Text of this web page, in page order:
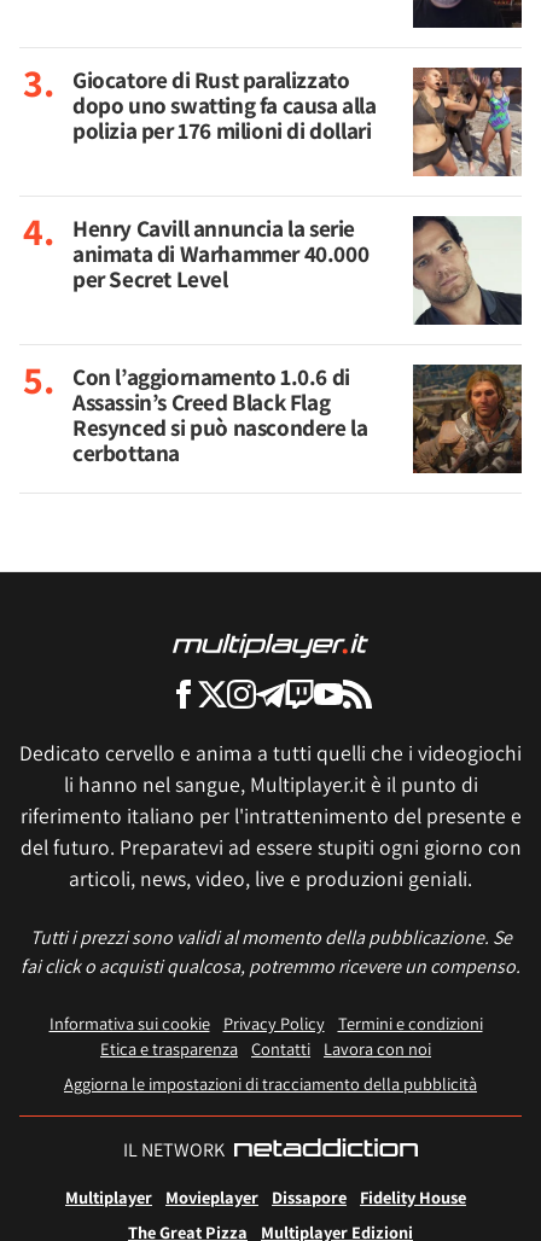
Giocatore di Rust paralizzato
dopo uno swatting fa causa alla
polizia per 176 milioni di dollari
Henry Cavill annuncia la serie
animata di Warhammer 40.000
per Secret Level
Con l’aggiornamento 1.0.6 di
Assassin’s Creed Black Flag
Resynced si può nascondere la
cerbottana
Dedicato cervello e anima a tutti quelli che i videogiochi
li hanno nel sangue, Multiplayer.it è il punto di
riferimento italiano per l'intrattenimento del presente e
del futuro. Preparatevi ad essere stupiti ogni giorno con
articoli, news, video, live e produzioni geniali.
Tutti i prezzi sono validi al momento della pubblicazione. Se
fai click o acquisti qualcosa, potremmo ricevere un compenso.
Informativa sui cookie Privacy Policy
Termini e condizioni
Etica e trasparenza Contatti
Lavora con noi
Aggiorna le impostazioni di tracciamento della pubblicità
IL NETWORK
Multiplayer Movieplayer Dissapore
Fidelity House
The Great Pizza
Multiplayer Edizioni